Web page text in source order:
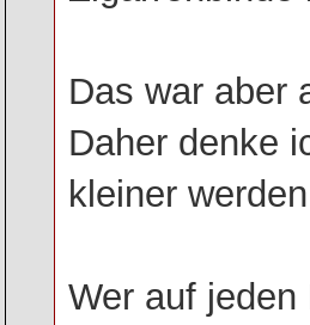
Das war aber
Daher denke
kleiner
Wer auf